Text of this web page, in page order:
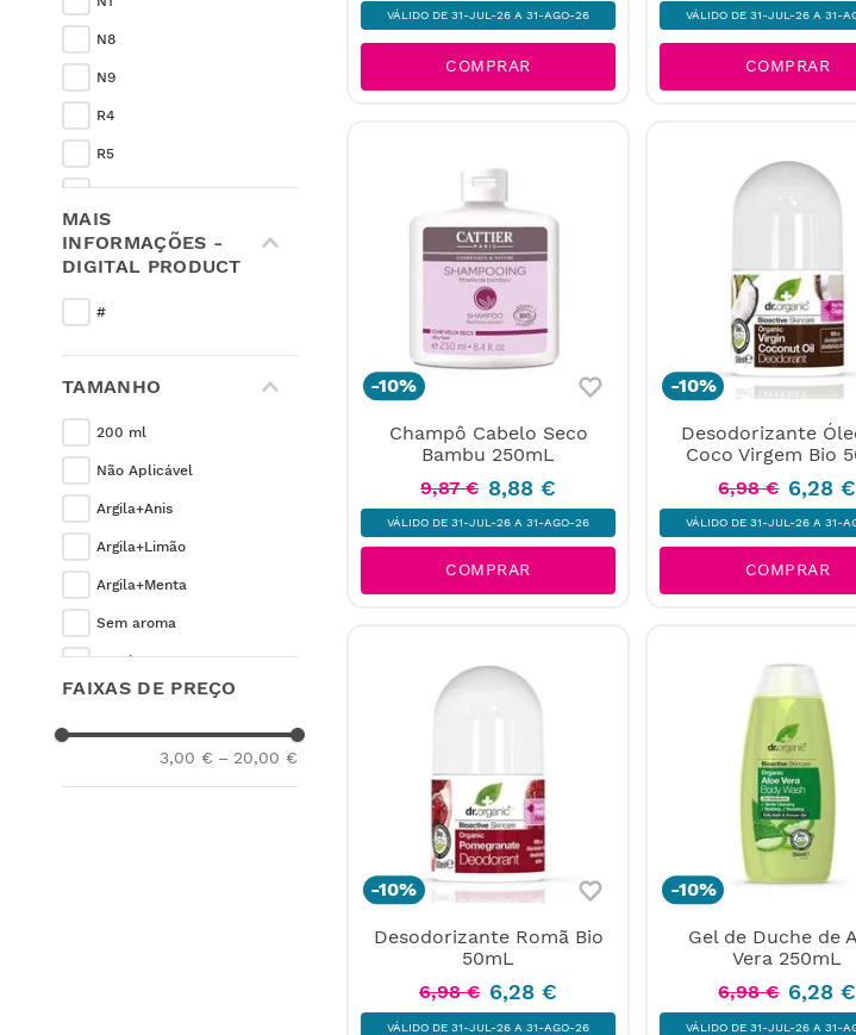
HIGIENE FEMININA
N8
N9
R4
R5
C4
C7
D4
D5
MAIS
INFORMAÇÕES -
DIGITAL PRODUCT
#
TAMANHO
200 ml
Não Aplicável
Argila+Anis
Argila+Limão
Argila+Menta
Sem aroma
Cereja
Argila+Salva
FAIXAS DE PREÇO
3,00 € – 20,00 €
VÁLIDO DE 31-JUL-26 A 31-AGO-26
COMPRAR
VÁLIDO DE 31-JUL-26 A 31-
COMPRAR
-10%
Champô Cabelo Seco
Bambu 250mL
9,87 € 8,88 €
VÁLIDO DE 31-JUL-26 A 31-AGO-26
COMPRAR
-10%
Desodorizante
Coco Virgem Bio
6,98 € 6,28 €
VÁLIDO DE 31-JUL-26 A 31-
COMPRAR
-10%
Desodorizante Romã Bio
50mL
6,98 € 6,28 €
VÁLIDO DE 31-JUL-26 A 31-AGO-26
-10%
Gel de Duche de
Vera 250mL
6,98 € 6,28 €
VÁLIDO DE 31-JUL-26 A 31-